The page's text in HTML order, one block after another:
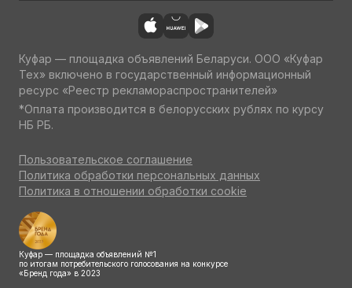
Куфар — площадка объявлений Беларуси. ООО «Куфар
Тех» включено в государственный информационный
ресурс «Реестр рекламораспространителей»
*Оплата производится в белорусских рублях по курсу
НБ РБ.
Пользовательское соглашение
Политика обработки персональных данных
Политика в отношении обработки cookie
Куфар — площадка объявлений №1
по итогам потребительского голосования на конкурсе
«Бренд года» в 2023